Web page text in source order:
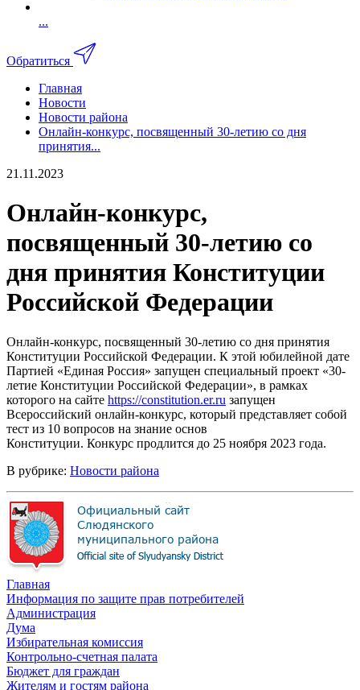
...
Обратиться
Главная
Новости
Новости района
Онлайн-конкурс, посвященный 30-летию со дня
принятия...
21.11.2023
Онлайн-конкурс,
посвященный 30-летию со
дня принятия Конституции
Российской Федерации
Онлайн-конкурс, посвященный 30-летию со дня принятия
Конституции Российской Федерации. К этой юбилейной дате
Партией «Единая Россия» запущен специальный проект «30-
летие Конституции Российской Федерации», в рамках
которого на сайте https://constitution.er.ru запущен
Всероссийский онлайн-конкурс, который представляет собой
тест из 10 вопросов на знание основ
Конституции. Конкурс продлится до 25 ноября 2023 года.
В рубрике: Новости района
Главная
Информация по защите прав потребителей
Администрация
Дума
Избирательная комиссия
Контрольно-счетная палата
Бюджет для граждан
Жителям и гостям района